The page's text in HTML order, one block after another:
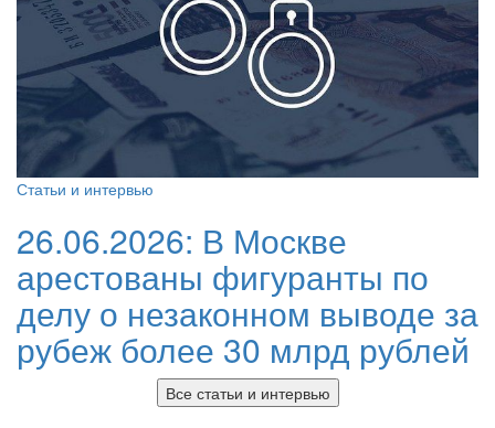
Статьи и интервью
26.06.2026: В Москве
арестованы фигуранты по
делу о незаконном выводе за
рубеж более 30 млрд рублей
Все статьи и интервью